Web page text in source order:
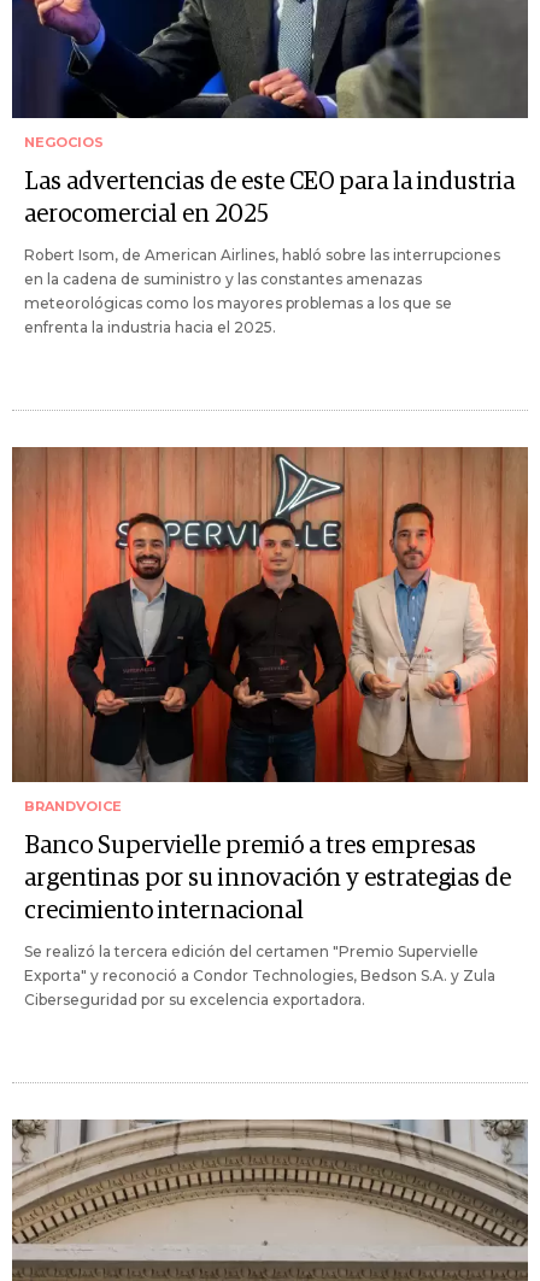
NEGOCIOS
Las advertencias de este CEO para la industria
aerocomercial en 2025
Robert Isom, de American Airlines, habló sobre las interrupciones
en la cadena de suministro y las constantes amenazas
meteorológicas como los mayores problemas a los que se
enfrenta la industria hacia el 2025.
BRANDVOICE
Banco Supervielle premió a tres empresas
argentinas por su innovación y estrategias de
crecimiento internacional
Se realizó la tercera edición del certamen "Premio Supervielle
Exporta" y reconoció a Condor Technologies, Bedson S.A. y Zula
Ciberseguridad por su excelencia exportadora.